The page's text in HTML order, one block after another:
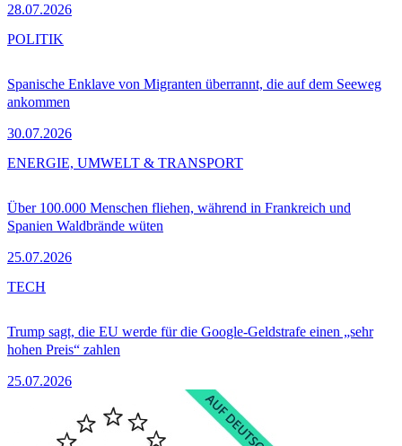
28.07.2026
Spanische Enklave von Migranten überrannt, die auf dem Seeweg
ankommen
30.07.2026
POLITIK
Über 100.000 Menschen fliehen, während in Frankreich und
Spanien Waldbrände wüten
25.07.2026
ENERGIE, UMWELT & TRANSPORT
Trump sagt, die EU werde für die Google-Geldstrafe einen „sehr
hohen Preis“ zahlen
25.07.2026
TECH